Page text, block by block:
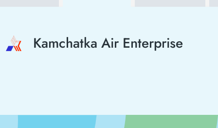
Kamchatka Air Enterprise